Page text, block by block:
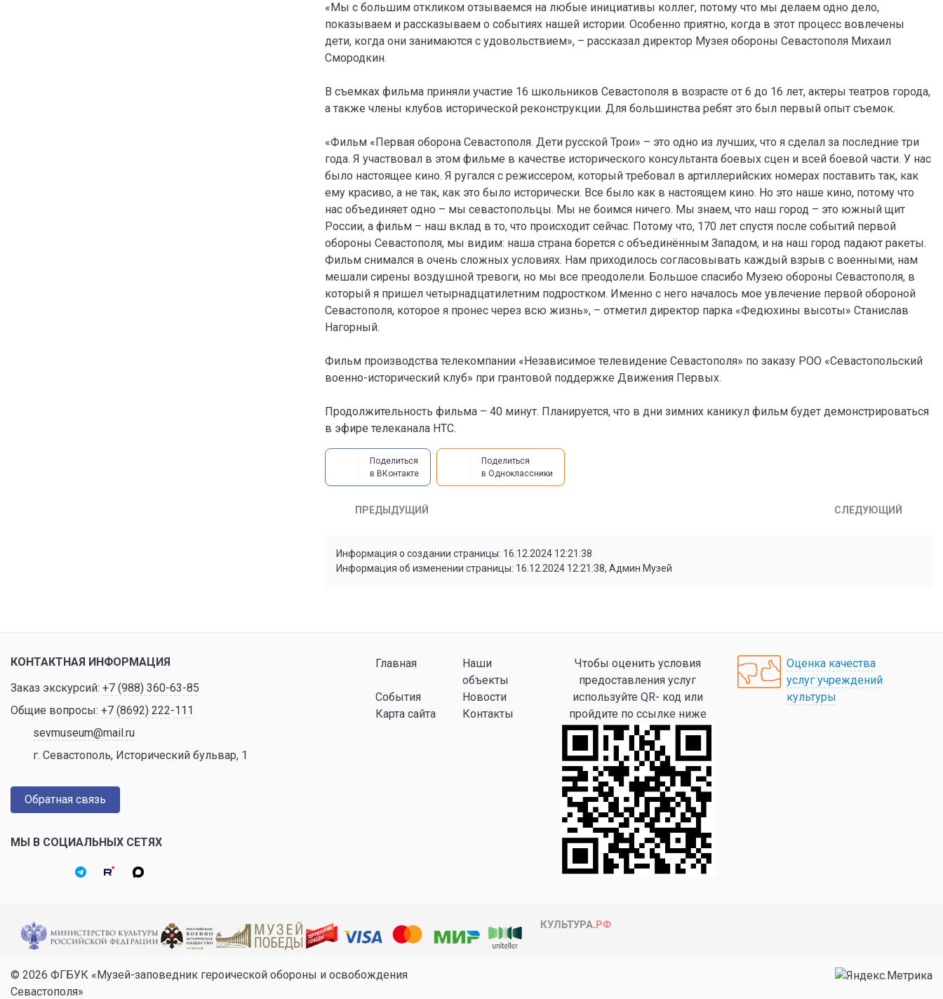
«Мы с большим откликом отзываемся на любые инициативы коллег, потому что мы делаем одно дело,
показываем и рассказываем о событиях нашей истории. Особенно приятно, когда в этот процесс вовлечены
дети, когда они занимаются с удовольствием», – рассказал директор Музея обороны Севастополя Михаил
Смородкин.
В съемках фильма приняли участие 16 школьников Севастополя в возрасте от 6 до 16 лет, актеры театров города,
а также члены клубов исторической реконструкции. Для большинства ребят это был первый опыт съемок.
«Фильм «Первая оборона Севастополя. Дети русской Трои» – это одно из лучших, что я сделал за последние три
года. Я участвовал в этом фильме в качестве исторического консультанта боевых сцен и всей боевой части. У нас
было настоящее кино. Я ругался с режиссером, который требовал в артиллерийских номерах поставить так, как
ему красиво, а не так, как это было исторически. Все было как в настоящем кино. Но это наше кино, потому что
нас объединяет одно – мы севастопольцы. Мы не боимся ничего. Мы знаем, что наш город – это южный щит
России, а фильм – наш вклад в то, что происходит сейчас. Потому что, 170 лет спустя после событий первой
обороны Севастополя, мы видим: наша страна борется с объединённым Западом, и на наш город падают ракеты.
Фильм снимался в очень сложных условиях. Нам приходилось согласовывать каждый взрыв с военными, нам
мешали сирены воздушной тревоги, но мы все преодолели. Большое спасибо Музею обороны Севастополя, в
который я пришел четырнадцатилетним подростком. Именно с него началось мое увлечение первой обороной
Севастополя, которое я пронес через всю жизнь», – отметил директор парка «Федюхины высоты» Станислав
Нагорный.
Фильм производства телекомпании «Независимое телевидение Севастополя» по заказу РОО «Севастопольский
военно-исторический клуб» при грантовой поддержке Движения Первых.
Продолжительность фильма – 40 минут. Планируется, что в дни зимних каникул фильм будет демонстрироваться
в эфире телеканала НТС.
Поделиться
в ВКонтакте
Поделиться
в Одноклассники
ПРЕДЫДУЩИЙ СЛЕДУЮЩИЙ
Информация о создании страницы: 16.12.2024 12:21:38
Информация об изменении страницы: 16.12.2024 12:21:38, Админ Музей
КОНТАКТНАЯ ИНФОРМАЦИЯ
Заказ экскурсий: +7 (988) 360-63-85
Общие вопросы: +7 (8692) 222-111
sevmuseum@mail.ru
г. Севастополь, Исторический бульвар, 1
Обратная связь
МЫ В СОЦИАЛЬНЫХ СЕТЯХ
Главная
Наши
объекты
События
Новости
Карта сайта
Контакты
Чтобы оценить условия
предоставления услуг
используйте QR- код или
пройдите по ссылке ниже
Оценка качества
услуг учреждений
культуры
© 2026 ФГБУК «Музей-заповедник героической обороны и освобождения
Севастополя»